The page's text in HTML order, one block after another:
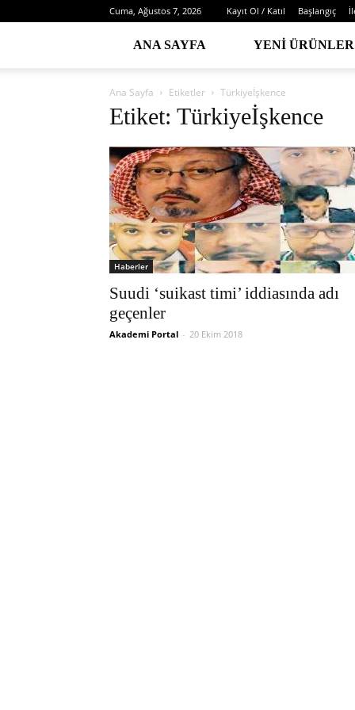
Cuma, Ağustos 7, 2026 Kayıt Ol / Katıl Başlangıç
ANA SAYFA YENI ÜRÜNLER
Ana Sayfa Etiketler Türkiyeİşkence
Etiket: Türkiyeİşkence
Haberler
Suudi ‘suikast timi’ iddiasında adı
geçenler
Akademi Portal - 20 Ekim 2018